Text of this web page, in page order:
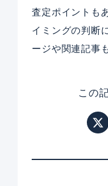
査定ポイントも
イミングの判断
ージや関連記事
この